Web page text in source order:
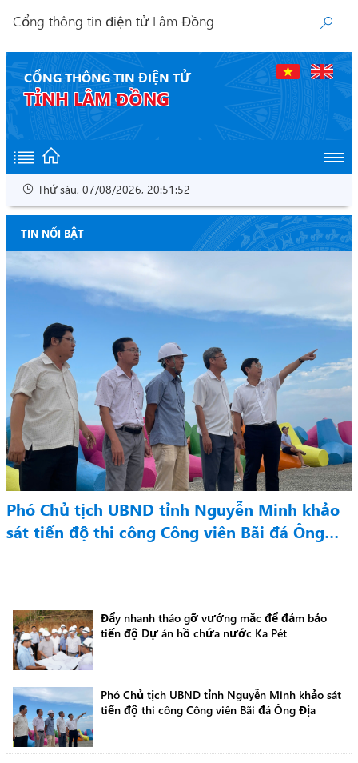
Cổng thông tin điện tử Lâm Đồng
CỔNG THÔNG TIN ĐIỆN TỬ
TỈNH LÂM ĐỒNG
Thứ sáu, 07/08/2026, 20:51:52
TIN NỔI BẬT
Phó Chủ tịch UBND tỉnh Nguyễn Minh khảo
sát tiến độ thi công Công viên Bãi đá Ông
Đẩy nhanh tháo gỡ vướng mắc để đảm bảo
tiến độ Dự án hồ chứa nước Ka Pét
Phó Chủ tịch UBND tỉnh Nguyễn Minh khảo sát
tiến độ thi công Công viên Bãi đá Ông Địa